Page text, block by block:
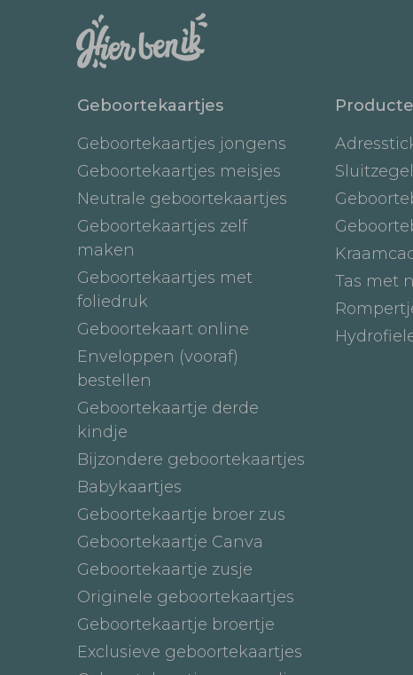
Geboortekaartjes
Geboortekaartjes jongens
Geboortekaartjes meisjes
Neutrale geboortekaartjes
Geboortekaartjes zelf
maken
Geboortekaartjes met
foliedruk
Geboortekaart online
Enveloppen (vooraf)
bestellen
Geboortekaartje derde
kindje
Bijzondere geboortekaartjes
Babykaartjes
Geboortekaartje broer zus
Geboortekaartje Canva
Geboortekaartje zusje
Originele geboortekaartjes
Geboortekaartje broertje
Exclusieve geboortekaartjes
Tas met